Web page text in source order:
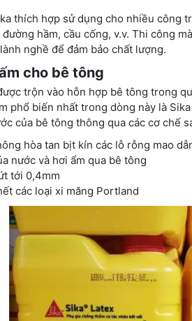
thích hợp sử dụng cho nhiều công
hầm, cầu cống, v.v. Thi công
nghề để đảm bảo chất lượng.
cho bê tông
trộn vào hỗn hợp bê tông trong
phổ biến nhất trong dòng này là
của bê tông thông qua các cơ chế
hòa tan bịt kín các lỗ rỗng mao
nước và hơi ẩm qua bê tông
tới 0,4mm
các loại xi măng Portland